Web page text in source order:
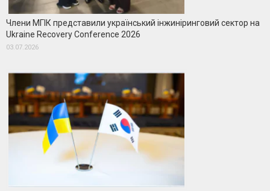
Члени МГІК представили український інжиніринговий сектор на
Ukraine Recovery Conference 2026
03.07.2026